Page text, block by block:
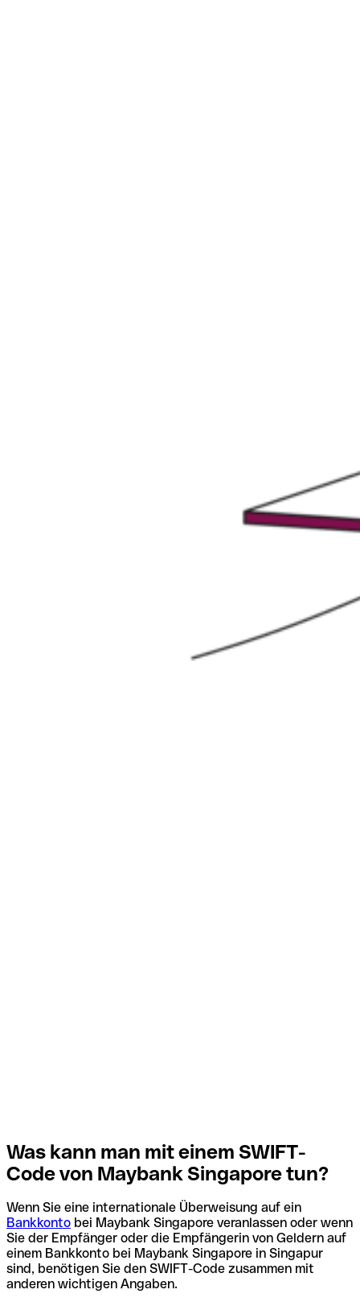
Was kann man mit einem SWIFT-
Code von Maybank Singapore tun?
Wenn Sie eine internationale Überweisung auf ein
Bankkonto bei Maybank Singapore veranlassen oder wenn
Sie der Empfänger oder die Empfängerin von Geldern auf
einem Bankkonto bei Maybank Singapore in Singapur
sind, benötigen Sie den SWIFT-Code zusammen mit
anderen wichtigen Angaben.